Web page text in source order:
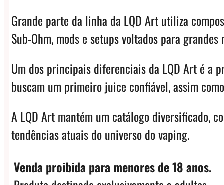
Grande parte da linha da LQD Art utiliza
Sub-Ohm, mods e setups voltados para
Um dos principais diferenciais da LQD Art é a
buscam um primeiro juice confiável, assim
A LQD Art mantém um catálogo diversificado,
tendências atuais do universo do vaping.
Venda proibida para menores de 18 anos.